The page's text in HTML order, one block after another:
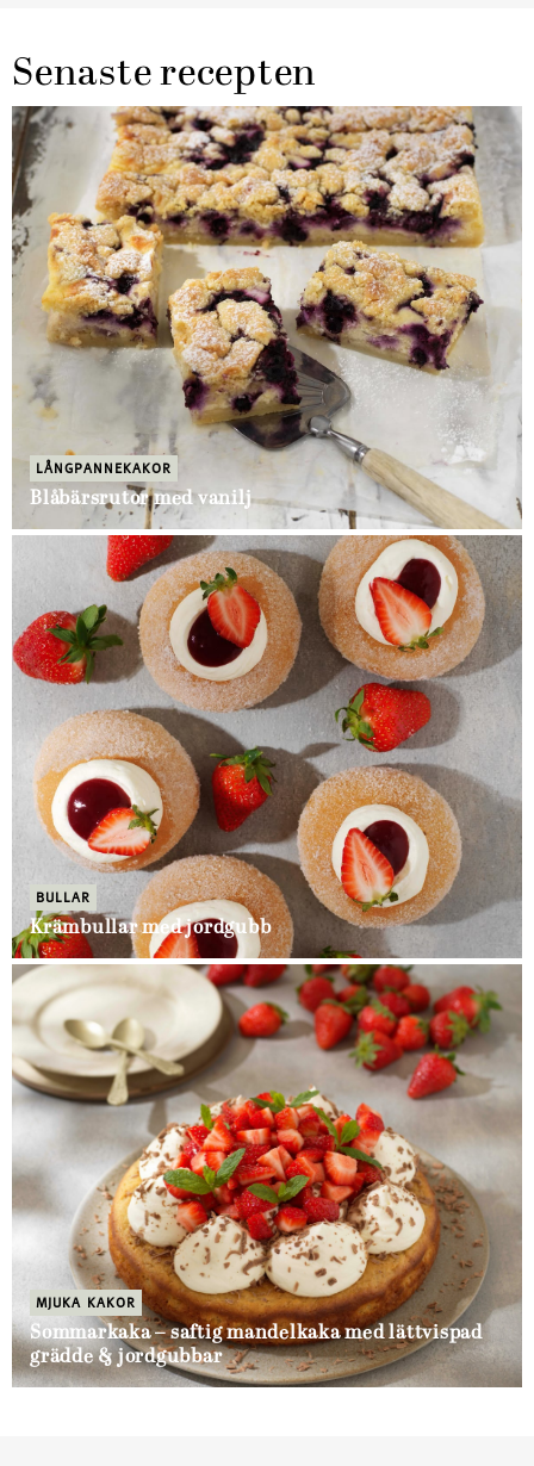
Senaste recepten
LÅNGPANNEKAKOR
Blåbärsrutor med vanilj
BULLAR
Krämbullar med jordgubb
MJUKA KAKOR
Sommarkaka – saftig mandelkaka med lättvispad
grädde & jordgubbar